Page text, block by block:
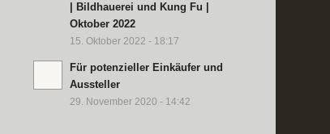
| Bildhauerei und Kung Fu |
Oktober 2022
15. Oktober 2022 - 18:17
Für potenzieller Einkäufer und
Aussteller
29. November 2020 - 14:42